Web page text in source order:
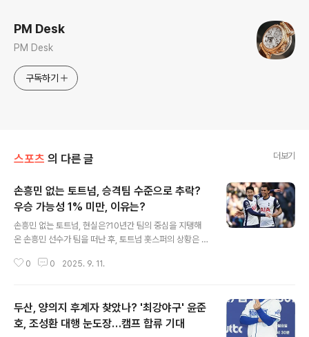
PM Desk
PM Desk
구독하기
스포츠 의 다른 글 더보기
손흥민 없는 토트넘, 승격팀 수준으로 추락?
우승 가능성 1% 미만, 이유는?
손흥민 없는 토트넘, 현실은?10년간 팀의 중심을 지탱해
온 손흥민 선수가 팀을 떠난 후, 토트넘 홋스퍼의 상황은 심
소(CIES)의 분석에 따르면, 토트넘의 이번 시즌 잉글리시
게 큰 충격을 주고 있습니다. 토트넘은 현재 프리미어리그
우승권과는 거리가 먼 팀들과 비슷한 처지에 놓여 있다는
0 0 2025. 9. 11.
두산, 양의지 후계자 찾았나? '최강야구' 윤준
호, 조성환 대행 눈도장…캠프 합류 기대